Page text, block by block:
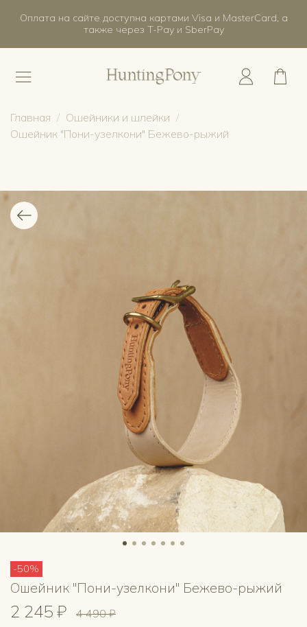
Оплата на сайте доступна картами Visa и MasterCard, а
также через T-Pay и SberPay
Главная
Ошейники и шлейки
Ошейник "Пони-узелкони" Бежево-рыжий
-50%
Ошейник "Пони-узелкони" Бежево-рыжий
2 245 ₽ 4 490 ₽